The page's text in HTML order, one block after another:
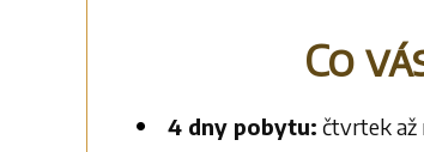
Co
4 dny pobytu: čtvrtek až